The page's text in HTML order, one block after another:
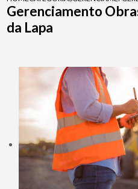
Gerenciamento
da Lapa